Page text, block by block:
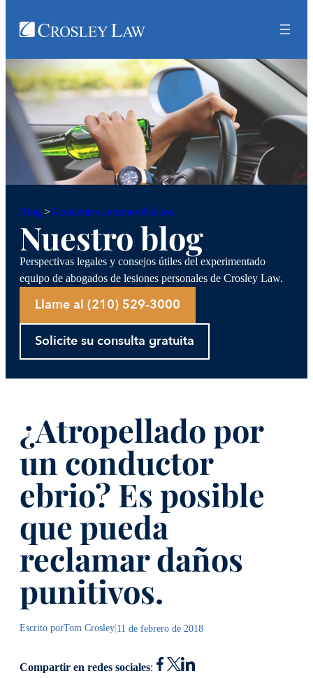
Blog >Accidentes automovilísticos
Nuestro blog
Perspectivas legales y consejos útiles del experimentado
equipo de abogados de lesiones personales de Crosley Law.
Llame al (210) 529-3000
Solicite su consulta gratuita
¿Atropellado por
un conductor
ebrio? Es posible
que pueda
reclamar daños
punitivos.
Escrito porTom Crosley|11 de febrero de 2018
Compartir en redes sociales: